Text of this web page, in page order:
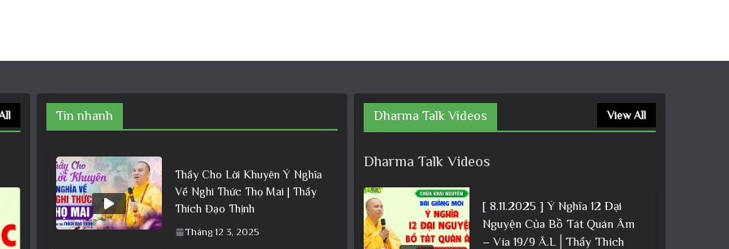
Tin nhanh
Thầy Cho Lời Khuyên Ý Nghĩa
Về Nghi Thức Thọ Mai | Thầy
Thích Đạo Thịnh
Tháng 12 3, 2025
Dharma Talk Videos View All
Dharma Talk Videos
[ 8.11.2025 ] Ý Nghĩa 12 Đại
Nguyện Của Bồ Tát Quán Âm
– Vía 19/9 Â.L│Thầy Thích